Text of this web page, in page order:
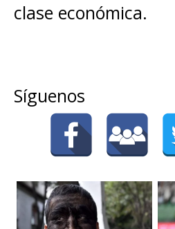
clase económica.
Síguenos